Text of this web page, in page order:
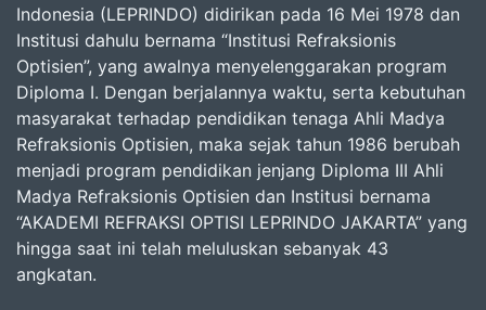
Indonesia (LEPRINDO) didirikan pada 16 Mei 1978 dan
Institusi dahulu bernama “Institusi Refraksionis
Optisien”, yang awalnya menyelenggarakan program
Diploma I. Dengan berjalannya waktu, serta kebutuhan
masyarakat terhadap pendidikan tenaga Ahli Madya
Refraksionis Optisien, maka sejak tahun 1986 berubah
menjadi program pendidikan jenjang Diploma III Ahli
Madya Refraksionis Optisien dan Institusi bernama
“AKADEMI REFRAKSI OPTISI LEPRINDO JAKARTA” yang
hingga saat ini telah meluluskan sebanyak 43
angkatan.